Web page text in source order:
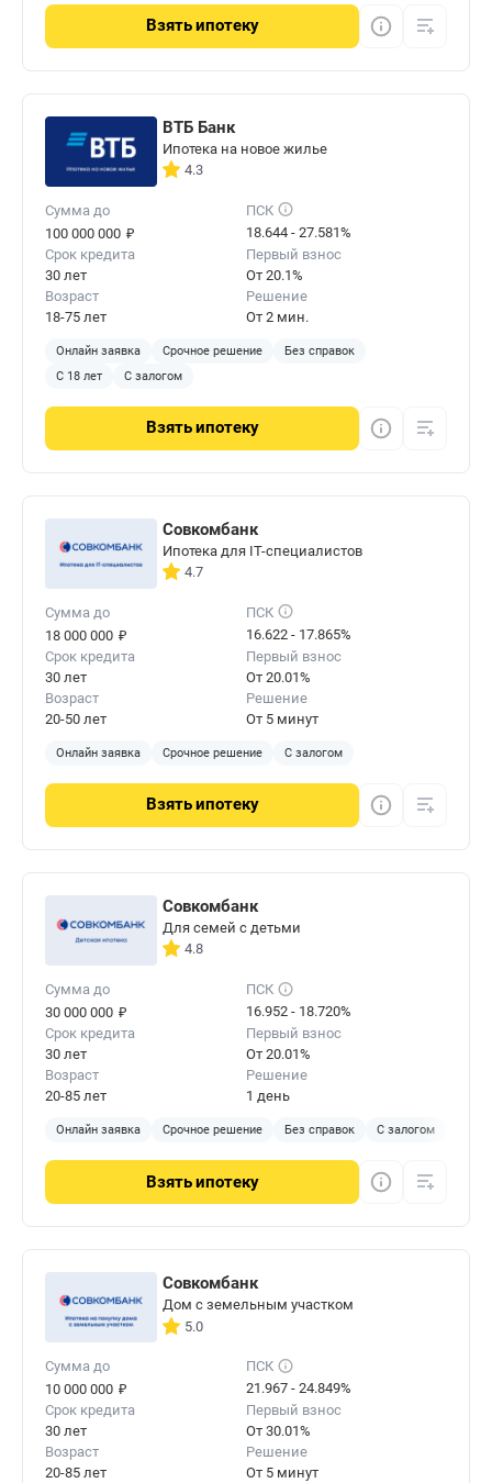
Взятьипотеку
ВТБ Банк
Ипотека на новое жилье
4.3
Сумма до
100 000 000 ₽
ПСК
18.644 - 27.581%
Срок кредита
30 лет
Первый взнос
От 20.1%
Возраст
18-75 лет
Решение
От 2 мин.
Онлайн заявка Срочное решение
Без справок
С 18 лет
С залогом
Взятьипотеку
Совкомбанк
Ипотека для IT-специалистов
4.7
Сумма до
18 000 000 ₽
ПСК
16.622 - 17.865%
Срок кредита
30 лет
Первый взнос
От 20.01%
Возраст
20-50 лет
Решение
От 5 минут
Онлайн заявка Срочное решение С залогом
Взятьипотеку
Совкомбанк
Для семей с детьми
4.8
Сумма до
30 000 000 ₽
ПСК
16.952 - 18.720%
Срок кредита
30 лет
Первый взнос
От 20.01%
Возраст
20-85 лет
Решение
1 день
Онлайн заявка Срочное решение Без справок С залогом
Взятьипотеку
Совкомбанк
Дом с земельным участком
5.0
Сумма до
10 000 000 ₽
ПСК
21.967 - 24.849%
Срок кредита
30 лет
Первый взнос
От 30.01%
Возраст
20-85 лет
Решение
От 5 минут